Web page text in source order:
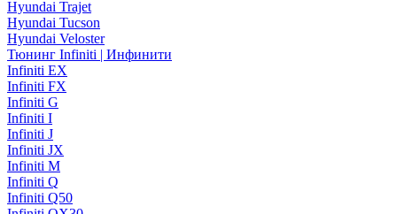
Hyundai Trajet
Hyundai Tucson
Hyundai Veloster
Тюнинг Infiniti | Инфинити
Infiniti EX
Infiniti FX
Infiniti G
Infiniti I
Infiniti J
Infiniti JX
Infiniti M
Infiniti Q
Infiniti Q50